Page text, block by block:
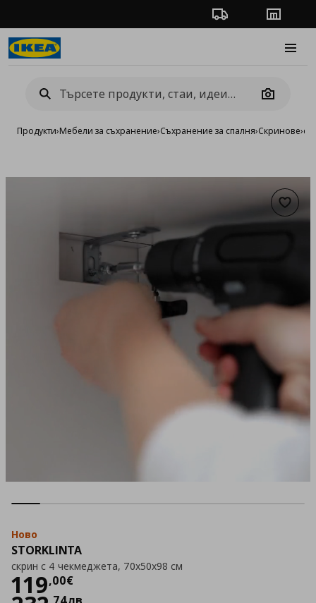
Проследяване на
Camera
Продукти›Мебели за съхранение›Съхранение за спалня›Скринове›
Ново
STORKLINTA
скрин с 4 чекмеджета, 70x50x98 см
119,00€
Цена